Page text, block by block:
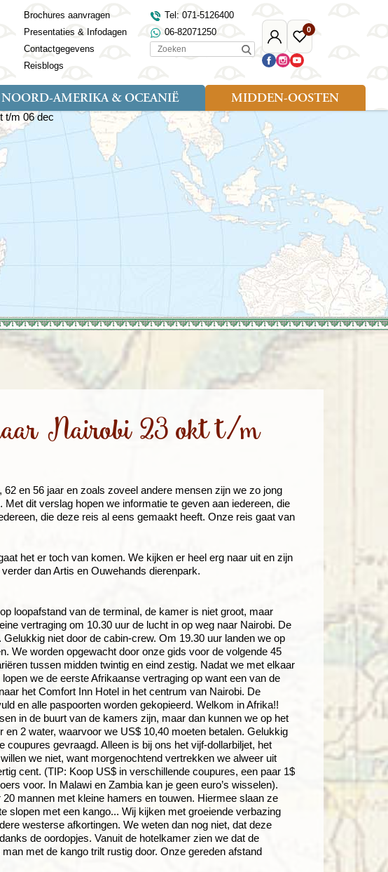
Mijn
Djoser
0
Favoriete
reizen
Brochures aanvragen
Presentaties & Infodagen
Contactgegevens
Reisblogs
Tel: 071-5126400
06-82071250
Zoeken
Griekenland
Montenegro
Noord-Macedonië
Noorwegen
Polen
Portugal
Roemenië
Sardinië
Verenigd Koninkrijk
Landen
Bangladesh
Laos
Malediven
Maleisië
Mongolië
Nepal
Oezbekistan
Singapore
Zuid-Korea
NOORD-AMERIKA & OCEANIË
reizen
(7)
(2)
(5)
Landen
Nieuw-Zeeland
Verenigde Staten
MIDDEN-OOSTEN
Soort reizen
Familiereis (9)
Fietsreis (1)
Landen
Egypte
Jordanië
Marokko
Oman
Saoedi-Arabië
Tunesië
Turkije
Nairobi 23 okt t/m
en 56 jaar en zoals zoveel andere mensen zijn we zo jong
dit verslag hopen we informatie te geven aan iedereen, die
die deze reis al eens gemaakt heeft. Onze reis gaat van
het er toch van komen. We kijken er heel erg naar uit en zijn
dan Artis en Ouwehands dierenpark.
loopafstand van de terminal, de kamer is niet groot, maar
vertraging om 10.30 uur de lucht in op weg naar Nairobi. De
niet door de cabin-crew. Om 19.30 uur landen we op
We worden opgewacht door onze gids voor de volgende 45
tussen midden twintig en eind zestig. Nadat we met elkaar
we de eerste Afrikaanse vertraging op want een van de
het Comfort Inn Hotel in het centrum van Nairobi. De
en alle paspoorten worden gekopieerd. Welkom in Afrika!!
in de buurt van de kamers zijn, maar dan kunnen we op het
2 water, waarvoor we US$ 10,40 moeten betalen. Gelukkig
gevraagd. Alleen is bij ons het vijf-dollarbiljet, het
we niet, want morgenochtend vertrekken we alweer uit
cent. (TIP: Koop US$ in verschillende coupures, een paar 1$
voor. In Malawi en Zambia kan je geen euro’s wisselen).
mannen met kleine hamers en touwen. Hiermee slaan ze
slopen met een kango... Wij kijken met groeiende verbazing
westerse afkortingen. We weten dan nog niet, dat deze
de oordopjes. Vanuit de hotelkamer zien we dat de
met de kango trilt rustig door. Onze gereden afstand